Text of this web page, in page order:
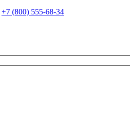
+7 (800) 555-68-34